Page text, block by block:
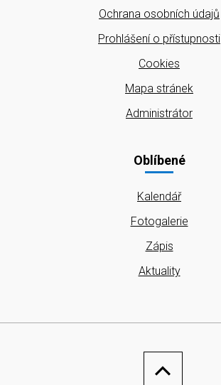
Ochrana osobních údajů
Prohlášení o přístupnosti
Cookies
Mapa stránek
Administrátor
Oblíbené
Kalendář
Fotogalerie
Zápis
Aktuality